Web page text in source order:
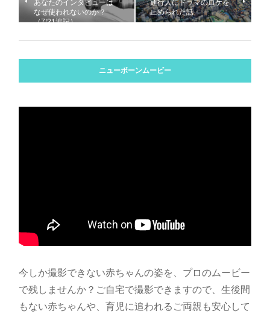
なぜ使われないのか？
（7/21追記）
止められた話
ニューボーンムービー
今しか撮影できない赤ちゃんの姿を、プロのムービー
で残しませんか？ご自宅で撮影できますので、生後間
もない赤ちゃんや、育児に追われるご両親も安心して